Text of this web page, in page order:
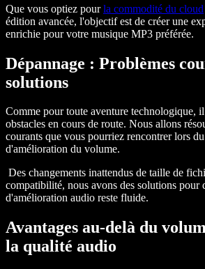
Que vous optiez pourla commodité du cloud
édition avancée, l'objectif est de créer une
enrichie pour votre musique MP3 préférée.
Dépannage : Problèmes
solutions
Comme pour toute aventure technologique,
obstacles en cours de route. Nous allons
courants que vous pourriez rencontrer lors
d'amélioration du volume.
Des changements inattendus de taille de
compatibilité, nous avons des solutions pour
d'amélioration audio reste fluide.
Avantages au-delà du
la qualité audio